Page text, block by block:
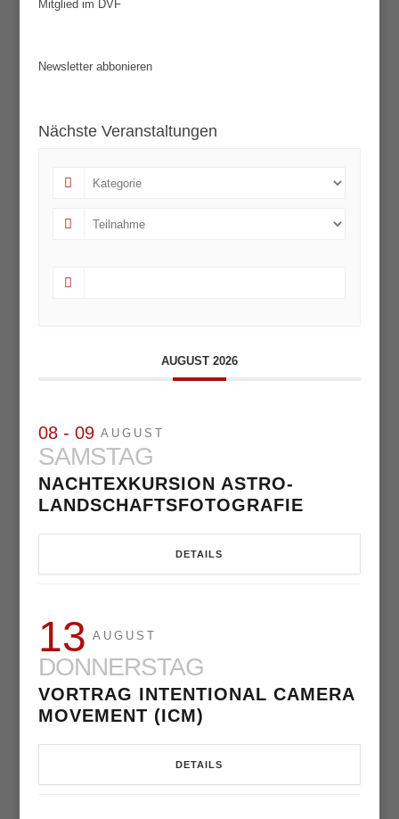
Mitglied im DVF
Newsletter abbonieren
Nächste Veranstaltungen
AUGUST 2026
08 - 09 AUGUST
SAMSTAG
NACHTEXKURSION ASTRO-
LANDSCHAFTSFOTOGRAFIE
DETAILS
13 AUGUST
DONNERSTAG
VORTRAG INTENTIONAL CAMERA
MOVEMENT (ICM)
DETAILS